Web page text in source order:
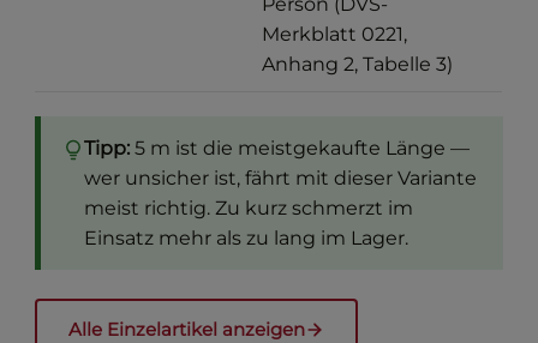
Merkblatt 0221,
Anhang 2, Tabelle 3)
Tipp: 5 m ist die meistgekaufte Länge —
wer unsicher ist, fährt mit dieser Variante
meist richtig. Zu kurz schmerzt im
Einsatz mehr als zu lang im Lager.
Alle Einzelartikel anzeigen